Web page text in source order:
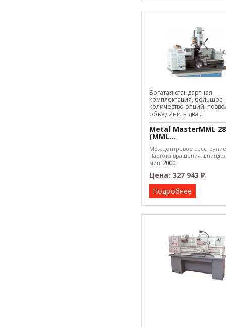
Богатая стандартная
комплектация, большое
количество опций,
объединить два...
Metal MasterMML
(MML...
Межцентровое
Частота вращения
мин: 2000
Цена: 327 943 Р
–
Подробнее